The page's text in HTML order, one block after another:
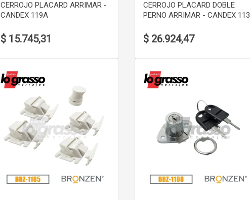
CERROJO PLACARD ARRIMAR -
CANDEX 119A
$ 15.745,31
CERROJO PLACARD DOBLE
PERNO ARRIMAR - CANDEX 113
$ 26.924,47